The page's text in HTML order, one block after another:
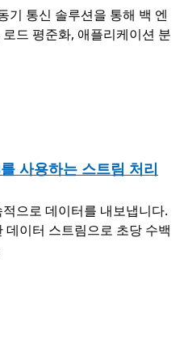
기 통신 솔루션을 통해 백 엔
드 평준화, 애플리케이션 분
사용하는 스트림 처리
으로 데이터를 내보냅니다.
이터 스트림으로 초당 수백